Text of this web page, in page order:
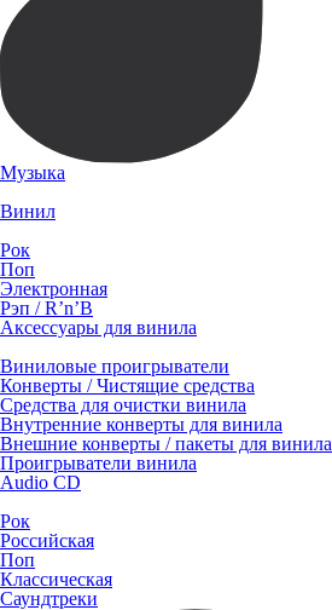
Музыка
Винил
Рок
Поп
Электронная
Рэп / R’n’B
Аксессуары для винила
Виниловые проигрыватели
Конверты / Чистящие средства
Средства для очистки винила
Внутренние конверты для винила
Внешние конверты / пакеты для винила
Проигрыватели винила
Audio CD
Рок
Российская
Поп
Классическая
Саундтреки